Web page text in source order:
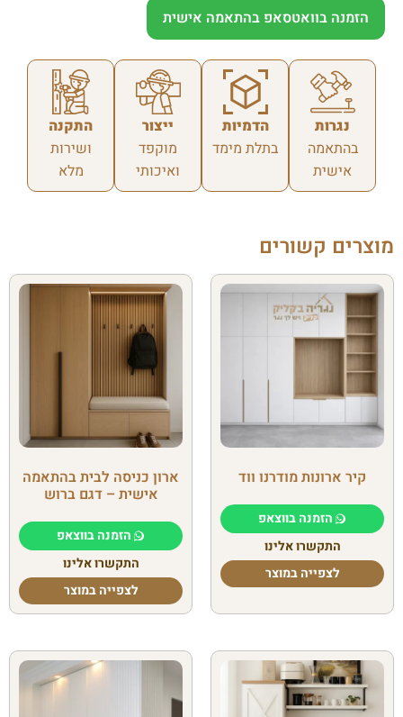
הזמנה בוואטסאפ בהתאמה אישית
נגרות
בהתאמה
אישית
הדמיות
בתלת מימד
ייצור
מוקפד
ואיכותי
התקנה
ושירות
מלא
מוצרים קשורים
קיר ארונות מודרנו ווד
הזמנה בווצאפ
התקשרו אלינו
לצפייה במוצר
ארון כניסה לבית בהתאמה
אישית – דגם ברוש
הזמנה בווצאפ
התקשרו אלינו
לצפייה במוצר